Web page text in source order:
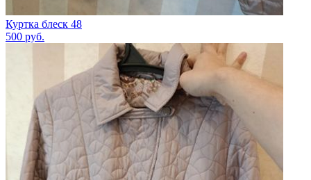
Куртка блеск 48
500 руб.